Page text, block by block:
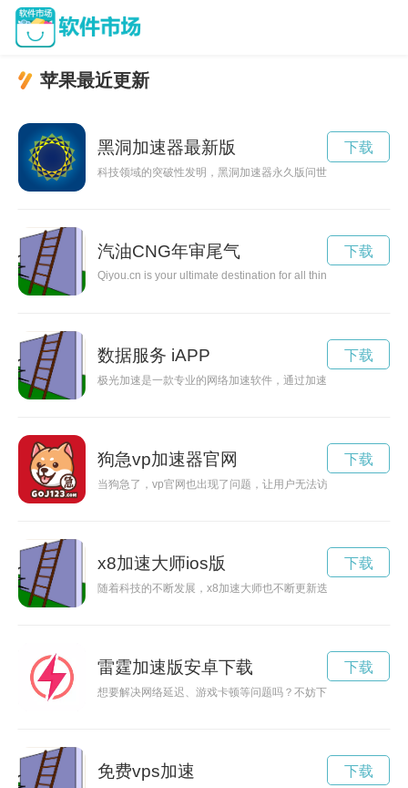
苹果最近更新
黑洞加速器最新版
科技领域的突破性发明，黑洞加速器永久版问世，将为人类带
下载
汽油CNG年审尾气
Qiyou.cn is your ultimate destination for all things travel-
下载
数据服务 iAPP
极光加速是一款专业的网络加速软件，通过加速器技术，帮助
下载
狗急vp加速器官网
当狗急了，vp官网也出现了问题，让用户无法访问。这时候应该
下载
x8加速大师ios版
随着科技的不断发展，x8加速大师也不断更新迭代，为用户提
下载
雷霆加速版安卓下载
想要解决网络延迟、游戏卡顿等问题吗？不妨下载雷霆加速器
下载
免费vps加速 下载